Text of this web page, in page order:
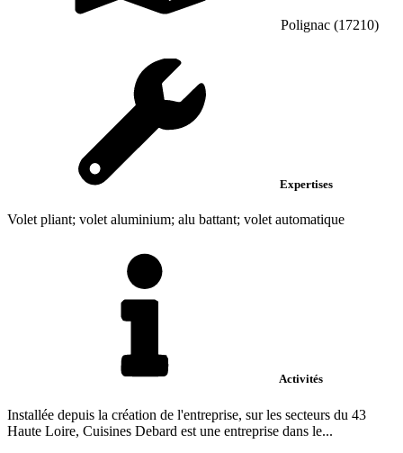
Polignac (17210)
Expertises
Volet pliant; volet aluminium; alu battant; volet automatique
Activités
Installée depuis la création de l'entreprise, sur les secteurs du 43
Haute Loire, Cuisines Debard est une entreprise dans le...